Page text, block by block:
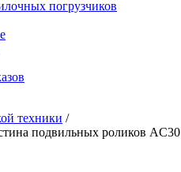
погрузчиков
техники /
подвильных роликов AC30